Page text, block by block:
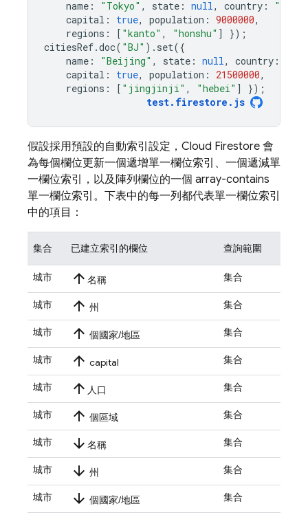
name : "Tokyo" , state : null, country :
capital : true, population : 9000000,
regions : [ "kanto" , "honshu" ]
});
citiesRef.doc( "BJ" ). set({
name : "Beijing" , state : null, country :
capital : true, population : 21500000,
regions : [ "jingjinji" , "hebei" ]
});
test. firestore . js
假設採用預設的自動索引設定， Cloud Firestore 會
為每個欄位更新一個遞增單一欄位索引、一個遞減單
一欄位索引，以及陣列欄位的一個 array-contains
單一欄位索引。下表中的每一列都代表單一欄位索引
中的項目：
集合 已建立索引的欄位 查詢範圍
城市 arrow_upward 名稱 集合
城市 arrow_upward 州 集合
城市 arrow_upward 個國家/地區 集合
城市 arrow_upward capital 集合
城市 arrow_upward 人口 集合
城市 arrow_upward 個區域 集合
城市 arrow_downward 名稱 集合
城市 arrow_downward 州 集合
城市 arrow_downward 個國家/地區 集合